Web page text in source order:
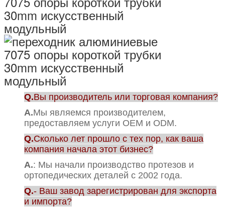
Q.Вы производитель или торговая компания?
А.Мы являемся производителем,
предоставляем услуги OEM и ODM.
Q.Сколько лет прошло с тех пор, как ваша
компания начала этот бизнес?
А.: Мы начали производство протезов и
ортопедических деталей с 2002 года.
Q.- Ваш завод зарегистрирован для экспорта
и импорта?